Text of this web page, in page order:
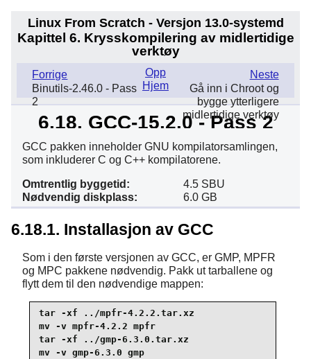
Linux From Scratch - Versjon 13.0-systemd
Kapittel 6. Krysskompilering av midlertidige
verktøy
Forrige
Binutils-2.46.0 - Pass
2
Neste
Gå inn i Chroot og
bygge ytterligere
midlertidige verktøy
Opp
Hjem
6.18. GCC-15.2.0 - Pass 2
GCC pakken inneholder GNU kompilatorsamlingen,
som inkluderer C og C++ kompilatorene.
Omtrentlig byggetid:
4.5 SBU
Nødvendig diskplass:
6.0 GB
6.18.1. Installasjon av GCC
Som i den første versjonen av GCC, er GMP, MPFR
og MPC pakkene nødvendig. Pakk ut tarballene og
flytt dem til den nødvendige mappen:
tar -xf ../mpfr-4.2.2.tar.xz
mv -v mpfr-4.2.2 mpfr
tar -xf ../gmp-6.3.0.tar.xz
mv -v gmp-6.3.0 gmp